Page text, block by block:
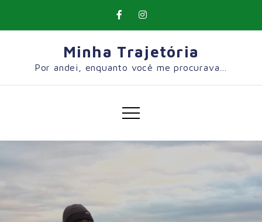
Minha Trajetória
Por andei, enquanto você me procurava…